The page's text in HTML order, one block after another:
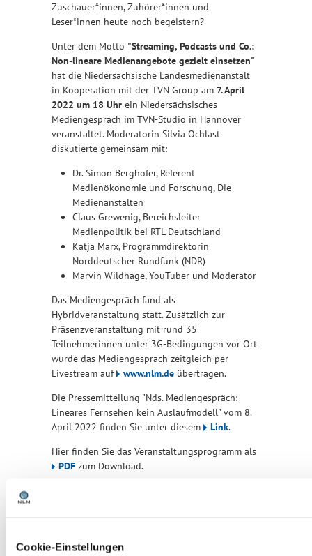
Cookie-Einstellungen
Zuschauer*innen, Zuhörer*innen und
Leser*innen heute noch begeistern?
Unter dem Motto "Streaming, Podcasts und Co.:
Non-lineare Medienangebote gezielt einsetzen"
hat die Niedersächsische Landesmedienanstalt
in Kooperation mit der TVN Group am 7. April
2022 um 18 Uhr ein Niedersächsisches
Mediengespräch im TVN-Studio in Hannover
veranstaltet. Moderatorin Silvia Ochlast
diskutierte gemeinsam mit:
Dr. Simon Berghofer, Referent
Medienökonomie und Forschung, Die
Medienanstalten
Claus Grewenig, Bereichsleiter
Medienpolitik bei RTL Deutschland
Katja Marx, Programmdirektorin
Norddeutscher Rundfunk (NDR)
Marvin Wildhage, YouTuber und Moderator
Das Mediengespräch fand als
Hybridveranstaltung statt. Zusätzlich zur
Präsenzveranstaltung mit rund 35
Teilnehmerinnen unter 3G-Bedingungen vor Ort
wurde das Mediengespräch zeitgleich per
Livestream auf
www.nlm.de übertragen.
Die Pressemitteilung "Nds. Mediengespräch:
Lineares Fernsehen kein Auslaufmodell" vom 8.
April 2022 finden Sie unter diesem
Link.
Hier finden Sie das Veranstaltungsprogramm als
PDF zum Download.